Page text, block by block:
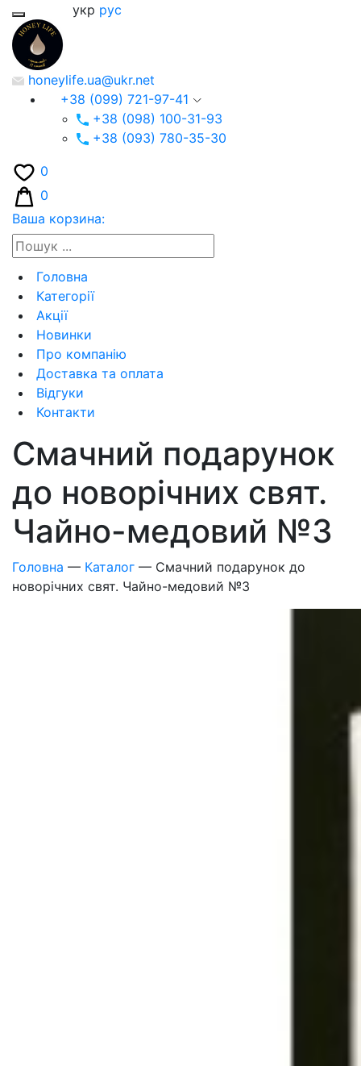
укр рус
honeylife.ua@ukr.net
+38 (099) 721-97-41
+38 (098) 100-31-93
+38 (093) 780-35-30
0
0
Ваша корзина:
Головна
Категорії
Акції
Новинки
Про компанію
Доставка та оплата
Відгуки
Контакти
Смачний подарунок
до новорічних свят.
Чайно-медовий №3
Головна — Каталог — Смачний подарунок до
новорічних свят. Чайно-медовий №3